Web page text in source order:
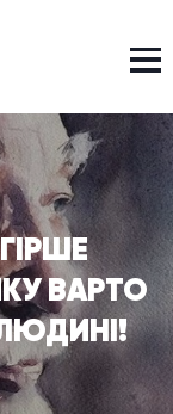
ВАРТО